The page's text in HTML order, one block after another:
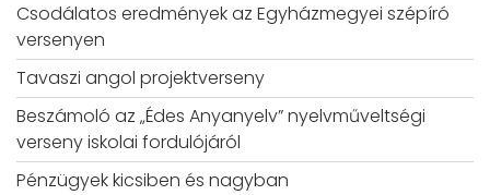
Csodálatos eredmények az Egyházmegyei szépíró
versenyen
Tavaszi angol projektverseny
Beszámoló az „Édes Anyanyelv” nyelvműveltségi
verseny iskolai fordulójáról
Pénzügyek kicsiben és nagyban